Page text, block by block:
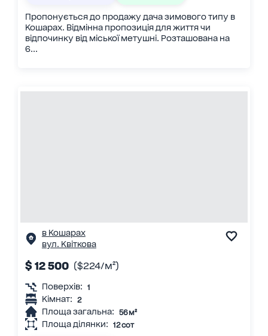
Пропонується до продажу дача зимового типу в
Кошарах. Відмінна пропозиція для життя чи
відпочинку від міської метушні. Розташована на
6...
в Кошарах
вул. Квіткова
$ 12 500 ($224/м²)
Поверхів: 1
Кімнат: 2
Площа загальна: 56 м²
Площа ділянки: 12 сот